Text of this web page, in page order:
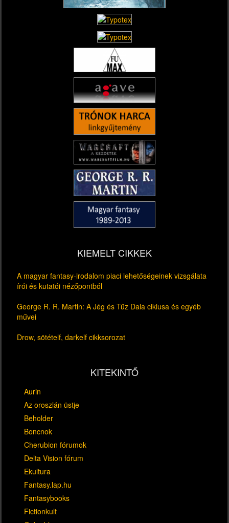
KIEMELT CIKKEK
A magyar fantasy-irodalom piaci lehetőségeinek vizsgálata
írói és kutatói nézőpontból
George R. R. Martin: A Jég és Tűz Dala ciklusa és egyéb
művei
Drow, sötételf, darkelf cikksorozat
KITEKINTŐ
Aurin
Az oroszlán üstje
Beholder
Boncnok
Cherubion fórumok
Delta Vision fórum
Ekultura
Fantasy.lap.hu
Fantasybooks
Fictionkult